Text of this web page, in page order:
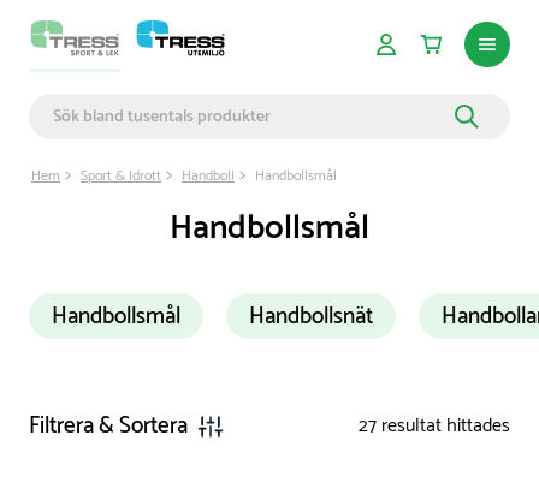
Hem Sport & Idrott Handboll Handbollsmål
Handbollsmål
Handbollsmål Handbollsnät
Filtrera & Sortera 27resultat hittades